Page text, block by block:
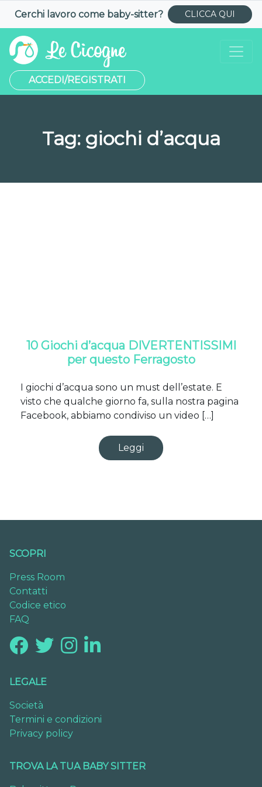
Cerchi lavoro come baby-sitter? CLICCA QUI
ACCEDI/REGISTRATI
Tag: giochi d’acqua
10 Giochi d’acqua DIVERTENTISSIMI
per questo Ferragosto
I giochi d’acqua sono un must dell’estate. E
visto che qualche giorno fa, sulla nostra pagina
Facebook, abbiamo condiviso un video […]
Leggi
SCOPRI
Press Room
Contatti
Codice etico
FAQ
LEGALE
Società
Termini e condizioni
Privacy policy
TROVA LA TUA BABY SITTER